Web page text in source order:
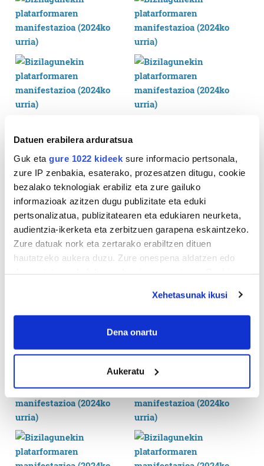
Datuen erabilera arduratsua
Guk eta gure 1022 kideek sure informacio pertsonala,
zure IP zenbakia, esaterako, prozesatzen ditugu, cookie
bezalako teknologiak erabiliz eta zure gailuko
informazioak azitzen dugu publizitate eta eduki
pertsonalizatua, publizitatearen eta edukiaren neurketa,
audientzia-ikerketa eta zerbitzuen garapena eskaintzeko.
Zure datuak nork eta zertarako erabiltzen dituen
hautatzeko aukera duzu. Zure onespena aldatzen edo
If you allow, we would also like to:
Collect information about your geographical
meters
Identify your device by actively scanning it for
specific characteristics (fingerprinting)
Find out more about how your personal data is processed
and set your preferences in thedetails section
Guk eta gure bazkideek zure datu pertsonalak
prozesatzen ditugu, zure IP zenbakia, besteak beste,
Xehetasunak ikusi
Dena onartu
Aukeratu